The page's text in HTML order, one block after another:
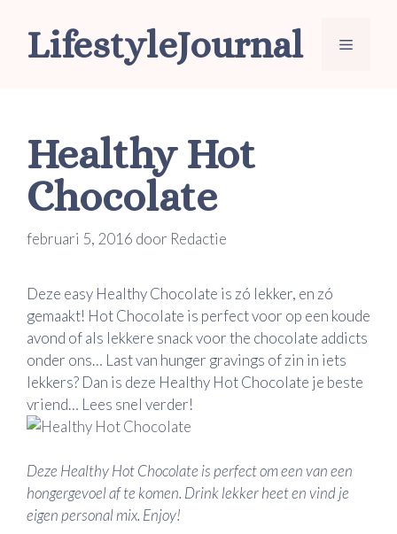
LifestyleJournal Menu
Healthy Hot
Chocolate
februari 5, 2016 door Redactie
Deze easy Healthy Chocolate is zó lekker, en zó
gemaakt! Hot Chocolate is perfect voor op een koude
avond of als lekkere snack voor the chocolate addicts
onder ons… Last van hunger gravings of zin in iets
lekkers? Dan is deze Healthy Hot Chocolate je beste
vriend… Lees snel verder!
Deze Healthy Hot Chocolate is perfect om een van een
hongergevoel af te komen. Drink lekker heet en vind je
eigen personal mix. Enjoy!